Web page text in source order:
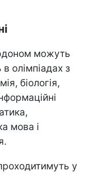
можуть
олімпіадах з
біологія,
мова і
у